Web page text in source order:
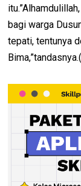
bagi warga
tepati, tentunya